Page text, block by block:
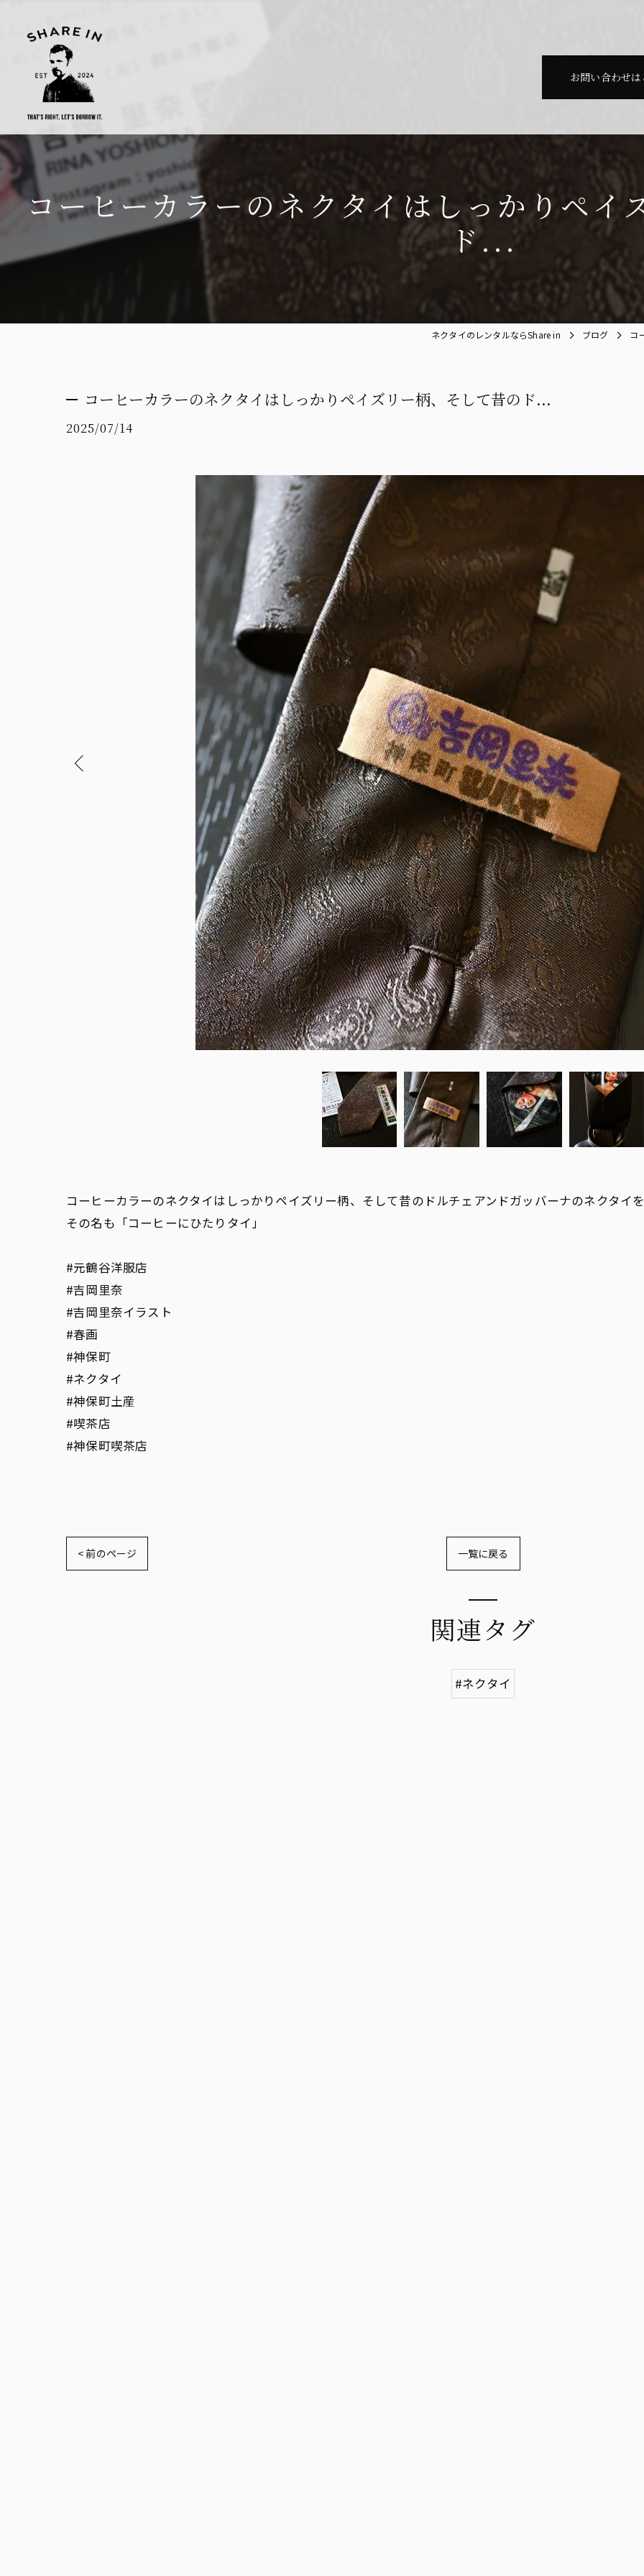
お問い合わせは
コーヒーカラーのネクタイはしっかりペイ
ド...
ネクタイのレンタルならShare in ブログ コ
コーヒーカラーのネクタイはしっかりペイズリー柄、そして昔のド...
2025/07/14
コーヒーカラーのネクタイはしっかりペイズリー柄、そして昔のドルチェアンドガッバーナのネクタイ
その名も「コーヒーにひたりタイ」
#元鶴谷洋服店
#吉岡里奈
#吉岡里奈イラスト
#春画
#神保町
#ネクタイ
#神保町土産
#喫茶店
#神保町喫茶店
< 前のページ 一覧に戻る
関連タグ
#ネクタイ